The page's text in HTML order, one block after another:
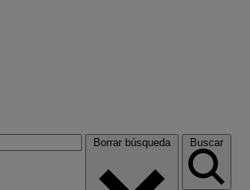
Borrar búsqueda Buscar